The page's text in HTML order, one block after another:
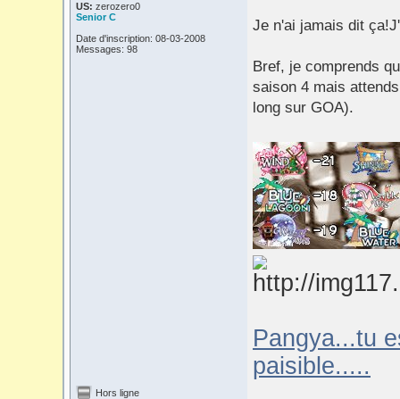
US: zerozero0
Senior C
Date d'inscription: 08-03-2008
Messages: 98
Je n'ai jamais dit
Bref, je comprends
saison 4 mais
long sur GOA).
Pangya...tu
paisible.....
Hors ligne